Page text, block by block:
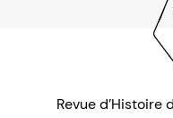
Revue d’Histoire